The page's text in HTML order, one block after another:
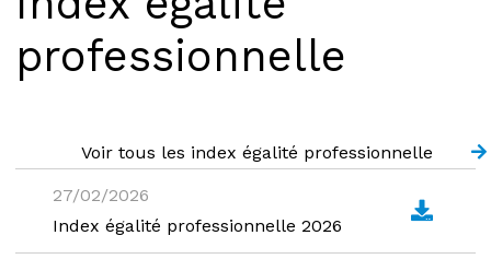
professionnelle
Voir tous les index égalité professionnelle
27/02/2026
Index égalité professionnelle 2026